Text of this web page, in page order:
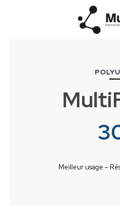
Meilleur usage –